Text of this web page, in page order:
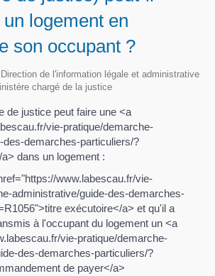
logement en
son occupant ?
de l'information légale et administrative
chargé de la justice
de justice peut faire une <a
vie-pratique/demarche-
des-demarches-particuliers/?
dans un logement :
www.labescau.fr/vie-
administrative/guide-des-demarches-
exécutoire</a> et qu'il a
à l'occupant du logement un <a
vie-pratique/demarche-
des-demarches-particuliers/?
de payer</a>